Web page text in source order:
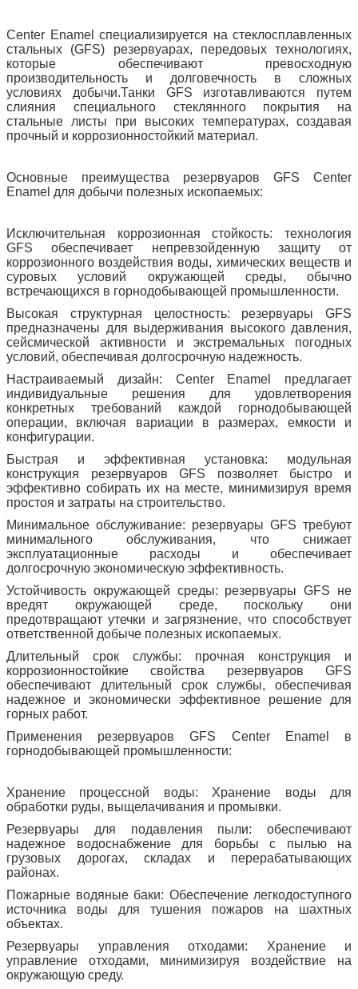
Center Enamel специализируется на стеклосплавленных
стальных (GFS) резервуарах, передовых технологиях,
которые обеспечивают превосходную
производительность и долговечность в сложных
условиях добычи.Танки GFS изготавливаются путем
слияния специального стеклянного покрытия на
стальные листы при высоких температурах, создавая
прочный и коррозионностойкий материал.
Основные преимущества резервуаров GFS Center
Enamel для добычи полезных ископаемых:
Исключительная коррозионная стойкость: технология
GFS обеспечивает непревзойденную защиту от
коррозионного воздействия воды, химических веществ и
суровых условий окружающей среды, обычно
встречающихся в горнодобывающей промышленности.
Высокая структурная целостность: резервуары GFS
предназначены для выдерживания высокого давления,
сейсмической активности и экстремальных погодных
условий, обеспечивая долгосрочную надежность.
Настраиваемый дизайн: Center Enamel предлагает
индивидуальные решения для удовлетворения
конкретных требований каждой горнодобывающей
операции, включая вариации в размерах, емкости и
конфигурации.
Быстрая и эффективная установка: модульная
конструкция резервуаров GFS позволяет быстро и
эффективно собирать их на месте, минимизируя время
простоя и затраты на строительство.
Минимальное обслуживание: резервуары GFS требуют
минимального обслуживания, что снижает
эксплуатационные расходы и обеспечивает
долгосрочную экономическую эффективность.
Устойчивость окружающей среды: резервуары GFS не
вредят окружающей среде, поскольку они
предотвращают утечки и загрязнение, что способствует
ответственной добыче полезных ископаемых.
Длительный срок службы: прочная конструкция и
коррозионностойкие свойства резервуаров GFS
обеспечивают длительный срок службы, обеспечивая
надежное и экономически эффективное решение для
горных работ.
Применения резервуаров GFS Center Enamel в
горнодобывающей промышленности:
Хранение процессной воды: Хранение воды для
обработки руды, выщелачивания и промывки.
Резервуары для подавления пыли: обеспечивают
надежное водоснабжение для борьбы с пылью на
грузовых дорогах, складах и перерабатывающих
районах.
Пожарные водяные баки: Обеспечение легкодоступного
источника воды для тушения пожаров на шахтных
объектах.
Резервуары управления отходами: Хранение и
управление отходами, минимизируя воздействие на
окружающую среду.